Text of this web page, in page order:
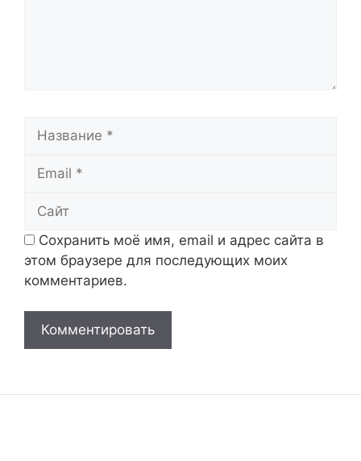
Сохранить моё имя, email и адрес сайта в
этом браузере для последующих моих
комментариев.